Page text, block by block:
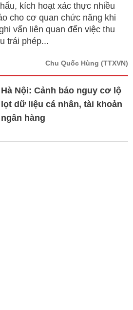
kích hoạt xác thực nhiều
cho cơ quan chức năng khi
vấn liên quan đến việc thu
trái phép...
Chu Quốc Hùng (TTXVN)
Hà Nội: Cảnh báo nguy cơ lộ
lọt dữ liệu cá nhân, tài khoản
ngân hàng